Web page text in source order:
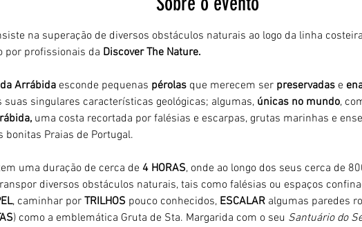
na superação de diversos obstáculos naturais ao logo da linha
por profissionais da Discover The Nature.
Arrábida esconde pequenas pérolas que merecem ser preservadas e
suas singulares características geológicas; algumas, únicas no mundo,
uma costa recortada por falésias e escarpas, grutas marinhas e
bonitas Praias de Portugal.
uma duração de cerca de 4 HORAS, onde ao longo dos seus cerca de
diversos obstáculos naturais, tais como falésias ou espaços
, caminhar por TRILHOS pouco conhecidos, ESCALAR algumas paredes
) como a emblemática Gruta de Sta. Margarida com o seu Santuário do